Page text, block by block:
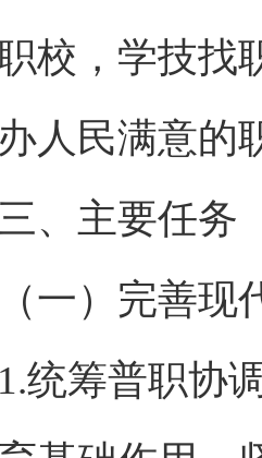
校，学技找
人民满意的
主要任务
）完善现
筹普职协调